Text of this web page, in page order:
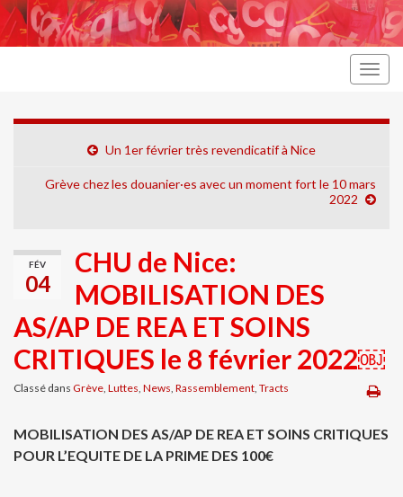
Un 1er février très revendicatif à Nice
Grève chez les douanier·es avec un moment fort le 10 mars
2022
FÉV
04
CHU de Nice:
MOBILISATION DES
AS/AP DE REA ET SOINS
CRITIQUES le 8 février 2022￼
Classé dans Grève Luttes News Rassemblement Tracts
MOBILISATION DES AS/AP DE REA ET SOINS CRITIQUES
POUR L’EQUITE DE LA PRIME DES 100€